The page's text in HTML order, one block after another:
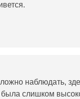
наблюдать,
слишком